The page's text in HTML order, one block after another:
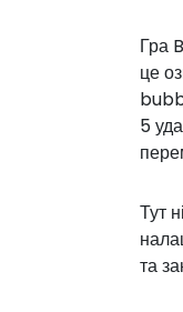
Гра
це
5
Тут
та